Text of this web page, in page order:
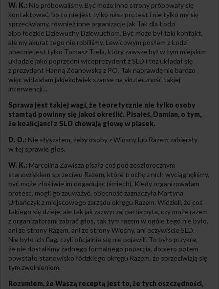
W. K.: Nie próbowaliśmy. Być może inne strony próbowały się
kontaktować, bo to nie jest tylko nasz protest i nie tylko my się
sprzeciwiamy, również inne organizacje jak Tak dla Łodzi
albo łódzkie Dziewuchy Dziewuchom. Być może był taki kontakt,
ale my akurat tego nie robiliśmy. Lewicowym posłem z Łodzi
obecnie jest tylko Tomasz Trela, który zawsze był w tym miejskim
układzie jako poprzedni wiceprezydent z SLD i też układał się
z prezydent Hanną Zdanowską z PO. Tak naprawdę nie bardzo
więc widziałam jakiekolwiek szanse na skuteczność takiej
interwencji…
Sprawa jest takiej wagi, że teoretycznie nie tylko osoby
stamtąd powinny się jakoś określić. Pisałeś, Damian, o tym,
że koalicjanci z SLD chowają głowę w piasek.
D. D.: Nie słyszałem, żeby osoby z Wiosny lub Razem zabierały
w tej sprawie głos.
W. K.: Marcelina Zawisza pisała coś pod zeszłorocznym
stanowiskiem sprzeciwu Razem, które trochę z nich wyciągnęliśmy,
być może złośliwie im dogadując (śmiech). Kiedy organizowałam
protest, mogli go zauważyć, obecność zaznaczyła Martyna
Urbańczyk z miejscowego zarządu okręgu Razem. Widzieli, że coś
takiego się dzieje, ale tak jak zazwyczaj partia pyta, czy może razem
z organizatorami zabrać głos, tak tym razem w ogóle tego nie było,
ani ze strony Razem, ani ze strony Wiosny, ani oczywiście SLD.
Nie było ich flag, czyli oficjalnie się nie pojawili. To było przykre,
że nie dostaliśmy żadnego formalnego poparcia, dopiero potem
powstało stanowisko łódzkiego okręgu Razem, że sprzeciwiają się
tym zwolnieniom.
Rozumiem, że Waszą receptą jest to, że tych oszczędności,